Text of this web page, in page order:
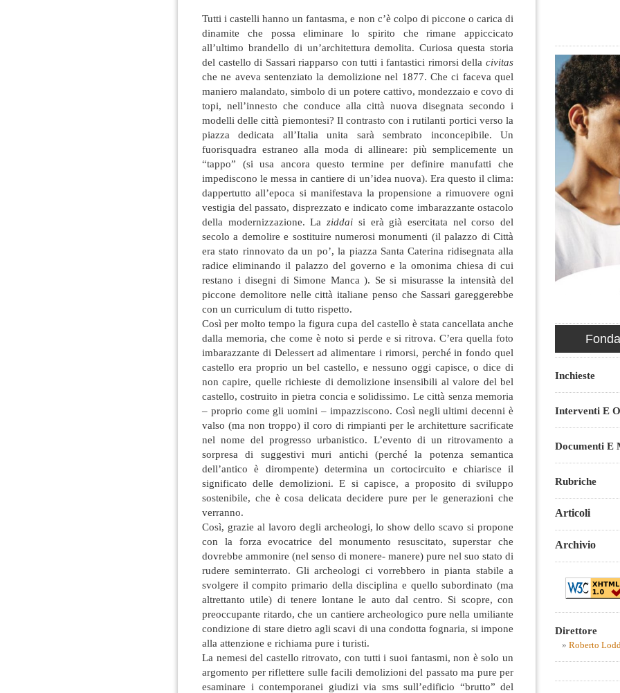
Tutti i castelli hanno un fantasma, e non c’è colpo di piccone o carica di
dinamite che possa eliminare lo spirito che rimane appiccicato
all’ultimo brandello di un’architettura demolita. Curiosa questa storia
del castello di Sassari riapparso con tutti i fantastici rimorsi dellacivitas
che ne aveva sentenziato la demolizione nel 1877. Che ci faceva quel
maniero malandato, simbolo di un potere cattivo, mondezzaio e covo di
topi, nell’innesto che conduce alla città nuova disegnata secondo i
modelli delle città piemontesi? Il contrasto con i rutilanti portici verso la
piazza dedicata all’Italia unita sarà sembrato inconcepibile. Un
fuorisquadra estraneo alla moda di allineare: più semplicemente un
“tappo” (si usa ancora questo termine per definire manufatti che
impediscono le messa in cantiere di un’idea nuova). Era questo il clima:
dappertutto all’epoca si manifestava la propensione a rimuovere ogni
vestigia del passato, disprezzato e indicato come imbarazzante ostacolo
della modernizzazione. Laziddai si erà già esercitata nel corso del
secolo a demolire e sostituire numerosi monumenti (il palazzo di Città
era stato rinnovato da un po’, la piazza Santa Caterina ridisegnata alla
radice eliminando il palazzo del governo e la omonima chiesa di cui
restano i disegni di Simone Manca ). Se si misurasse la intensità del
piccone demolitore nelle città italiane penso che Sassari gareggerebbe
con un curriculum di tutto rispetto.
Così per molto tempo la figura cupa del castello è stata cancellata anche
dalla memoria, che come è noto si perde e si ritrova. C’era quella foto
imbarazzante di Delessert ad alimentare i rimorsi, perché in fondo quel
castello era proprio un bel castello, e nessuno oggi capisce, o dice di
non capire, quelle richieste di demolizione insensibili al valore del bel
castello, costruito in pietra concia e solidissimo. Le città senza memoria
– proprio come gli uomini – impazziscono. Così negli ultimi decenni è
valso (ma non troppo) il coro di rimpianti per le architetture sacrificate
nel nome del progresso urbanistico. L’evento di un ritrovamento a
sorpresa di suggestivi muri antichi (perché la potenza semantica
dell’antico è dirompente) determina un cortocircuito e chiarisce il
significato delle demolizioni. E si capisce, a proposito di sviluppo
sostenibile, che è cosa delicata decidere pure per le generazioni che
verranno.
Così, grazie al lavoro degli archeologi, lo show dello scavo si propone
con la forza evocatrice del monumento resuscitato, superstar che
dovrebbe ammonire (nel senso di monere- manere) pure nel suo stato di
rudere seminterrato. Gli archeologi ci vorrebbero in pianta stabile a
svolgere il compito primario della disciplina e quello subordinato (ma
altrettanto utile) di tenere lontane le auto dal centro. Si scopre, con
preoccupante ritardo, che un cantiere archeologico pure nella umiliante
condizione di stare dietro agli scavi di una condotta fognaria, si impone
alla attenzione e richiama pure i turisti.
La nemesi del castello ritrovato, con tutti i suoi fantasmi, non è solo un
argomento per riflettere sulle facili demolizioni del passato ma pure per
esaminare i contemporanei giudizi via sms sull’edificio “brutto” del
Inchieste
Interventi E
Documenti E
Rubriche
Articoli
Archivio
Direttore
Roberto